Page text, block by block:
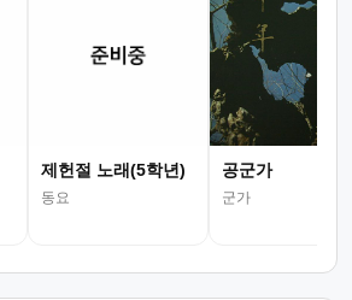
제헌절 노래(5학년)
동요
공군가
군가